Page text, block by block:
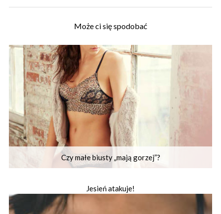
Może ci się spodobać
Czy małe biusty „mają gorzej”?
Jesień atakuje!